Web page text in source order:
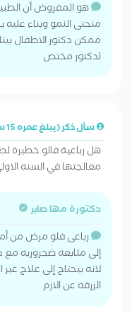
هو المفروض أن
منحنى النمو وبناء
ممكن دكتور الاطفال
لدكتور مختص
سأل ذكر (يبلغ عمره 15 سنة)
معالجتها في السنه
دكتورة مها صابر
رباعى فلو مرض من
إلى متابعه ضجروريه
لانه بيحتاج إلى علاج
الزرقه عن الازم